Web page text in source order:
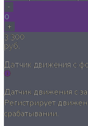
-
0
+
3 300
руб.
Датчик движения с
Датчик движения с
Регистрирует
срабатывании.